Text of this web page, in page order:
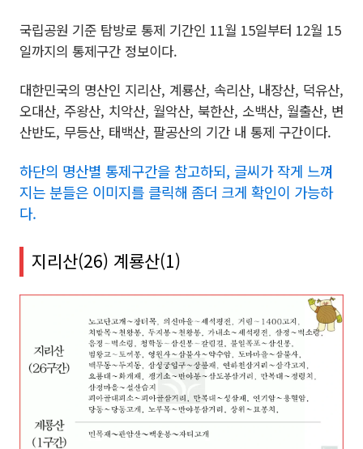
국립공원 기준 탐방로 통제 기간인 11월 15일부터 12월 15
일까지의 통제구간 정보이다.
대한민국의 명산인 지리산, 계룡산, 속리산, 내장산, 덕유산,
오대산, 주왕산, 치악산, 월악산, 북한산, 소백산, 월출산, 변
산반도, 무등산, 태백산, 팔공산의 기간 내 통제 구간이다.
하단의 명산별 통제구간을 참고하되, 글씨가 작게 느껴
지는 분들은 이미지를 클릭해 좀더 크게 확인이 가능하
다.
지리산(26) 계룡산(1)